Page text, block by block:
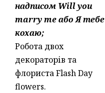
надписом Will you
marry me або Я тебе
кохаю;
Робота двох
декораторів та
флориста Flash Day
flowers.